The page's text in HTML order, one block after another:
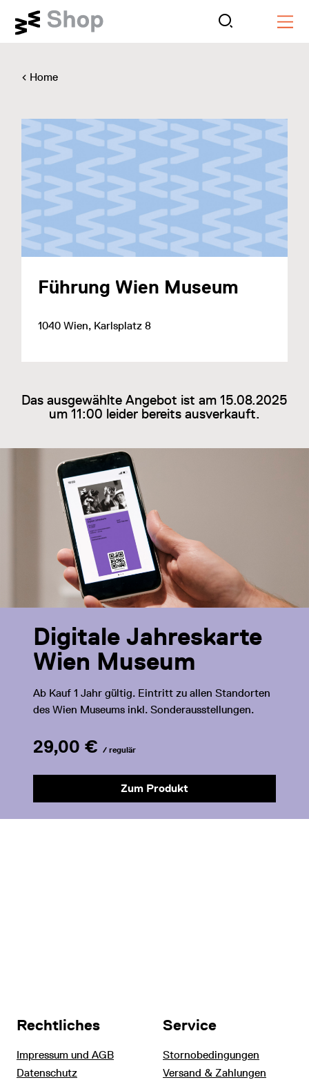
Home
Führung Wien Museum
1040 Wien, Karlsplatz 8
Das ausgewählte Angebot ist am 15.08.2025
um 11:00 leider bereits ausverkauft.
Digitale Jahreskarte
Wien Museum
Ab Kauf 1 Jahr gültig. Eintritt zu allen Standorten
des Wien Museums inkl. Sonderausstellungen.
29,00 € / regulär
Zum Produkt
Rechtliches
Impressum und AGB
Datenschutz
Service
Stornobedingungen
Versand & Zahlungen